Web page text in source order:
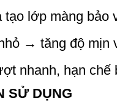
tạo lớp màng bảo
→ tăng độ mịn
nhanh, hạn chế
SỬ DỤNG